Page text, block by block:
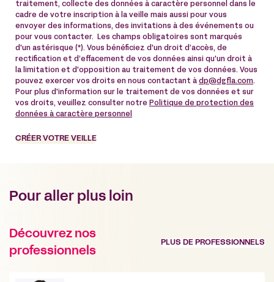
traitement, collecte des données à caractère personnel dans le
cadre de votre inscription à la veille mais aussi pour vous
envoyer des informations, des invitations à des événements ou
pour vous contacter. Les champs obligatoires sont marqués
d'un astérisque (*). Vous bénéficiez d'un droit d’accès, de
rectification et d’effacement de vos données ainsi qu'un droit à
la limitation et d'opposition au traitement de vos données. Vous
pouvez exercer vos droits en nous contactant à dp@dgfla.com.
Pour plus d'information sur le traitement de vos données et sur
vos droits, veuillez consulter notre Politique de protection des
données à caractère personnel
CRÉER VOTRE VEILLE
Pour aller plus loin
Découvrez nos
professionnels
PLUS DE PROFESSIONNELS